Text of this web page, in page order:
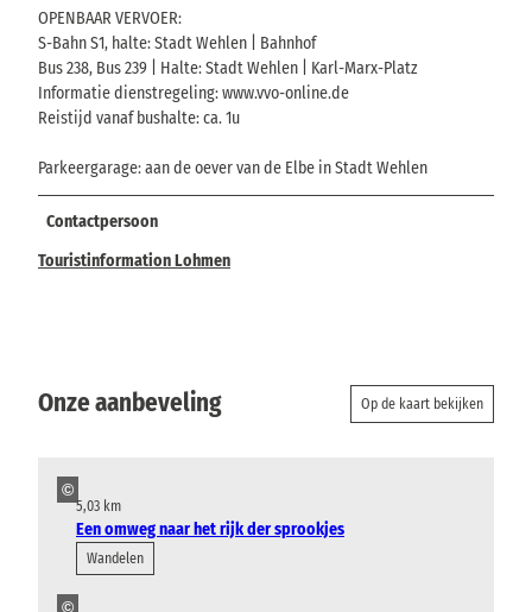
OPENBAAR VERVOER:
S-Bahn S1, halte: Stadt Wehlen | Bahnhof
Bus 238, Bus 239 | Halte: Stadt Wehlen | Karl-Marx-Platz
Informatie dienstregeling: www.vvo-online.de
Reistijd vanaf bushalte: ca. 1u
Parkeergarage: aan de oever van de Elbe in Stadt Wehlen
Contactpersoon
Touristinformation Lohmen
Onze aanbeveling Op de kaart bekijken
©
5,03 km
Een omweg naar het rijk der sprookjes
Wandelen
©